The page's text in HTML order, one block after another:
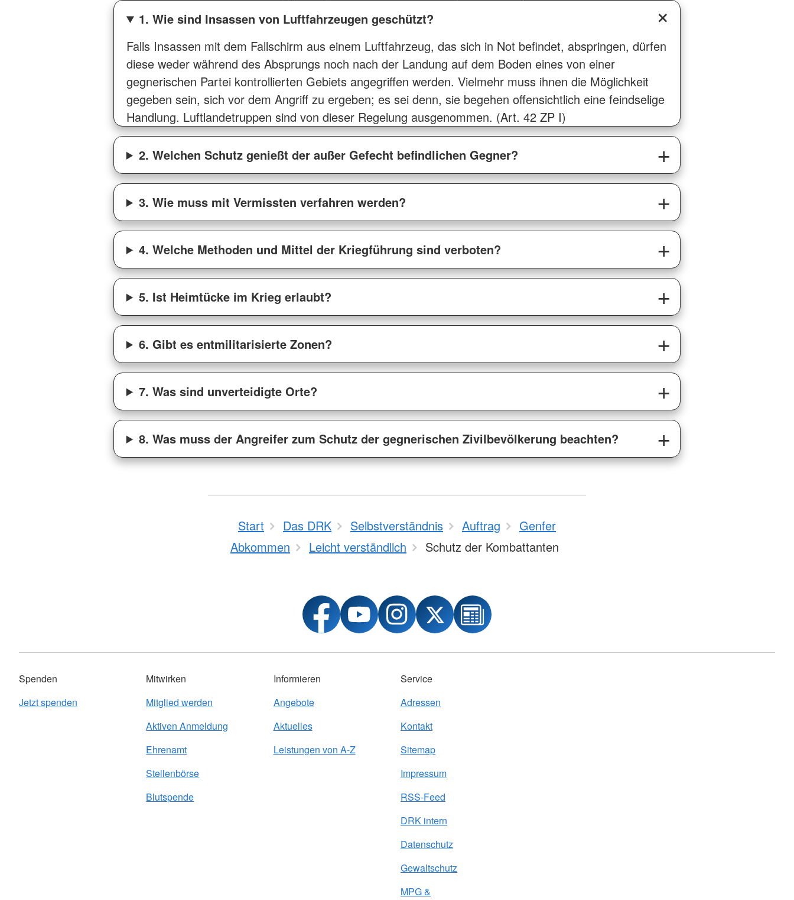
1. Wie sind Insassen von Luftfahrzeugen geschützt?
Falls Insassen mit dem Fallschirm aus einem Luftfahrzeug, das sich in Not befindet, abspringen, dürfen
diese weder während des Absprungs noch nach der Landung auf dem Boden eines von einer
gegnerischen Partei kontrollierten Gebiets angegriffen werden. Vielmehr muss ihnen die Möglichkeit
gegeben sein, sich vor dem Angriff zu ergeben; es sei denn, sie begehen offensichtlich eine feindselige
Handlung. Luftlandetruppen sind von dieser Regelung ausgenommen. (Art. 42 ZP I)
2. Welchen Schutz genießt der außer Gefecht befindlichen Gegner?
3. Wie muss mit Vermissten verfahren werden?
4. Welche Methoden und Mittel der Kriegführung sind verboten?
5. Ist Heimtücke im Krieg erlaubt?
6. Gibt es entmilitarisierte Zonen?
7. Was sind unverteidigte Orte?
8. Was muss der Angreifer zum Schutz der gegnerischen Zivilbevölkerung beachten?
Start Das DRK Selbstverständnis Auftrag
Genfer
Abkommen
Leicht verständlich Schutz der Kombattanten
Spenden
Jetzt spenden
Mitwirken
Mitglied werden
Aktiven Anmeldung
Ehrenamt
Stellenbörse
Blutspende
Informieren
Angebote
Aktuelles
Leistungen von A-Z
Service
Adressen
Kontakt
Sitemap
Impressum
RSS-Feed
DRK intern
Datenschutz
Gewaltschutz
MPG &